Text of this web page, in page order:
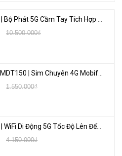
ZTE U60 Pro | Bộ Phát 5G Cầm Tay Tích Hợp Công Nghệ WiFi 7, Pin 10000mAh
10.500.000₫
1.550.000₫
ZTE U30 Pro | WiFi Di Động 5G Tốc Độ Lên Đến 500Mbps, Màn Hình Cảm Ứng
4.150.000₫